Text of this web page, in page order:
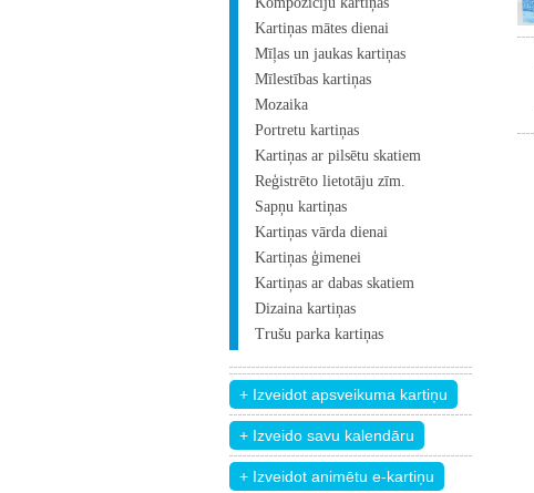
Kartiņas mātes dienai
Mīļas un jaukas kartiņas
Mīlestības kartiņas
Mozaika
Portretu kartiņas
Kartiņas ar pilsētu skatiem
Reģistrēto lietotāju zīm.
Sapņu kartiņas
Kartiņas vārda dienai
Kartiņas ģimenei
Kartiņas ar dabas skatiem
Dizaina kartiņas
Trušu parka kartiņas